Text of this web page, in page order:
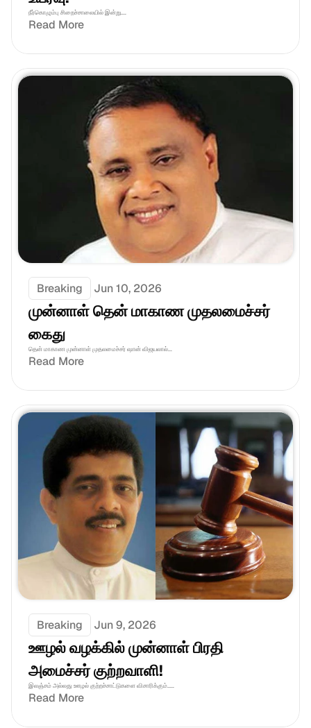
நீர்கொழும்பு சிறைச்சாலையில் இன்று....
Read More
Breaking Jun 10, 2026
முன்னாள் தென் மாகாண முதலமைச்சர்
கைது
தென் மாகாண முன்னாள் முதலமைச்சர் ஷான் விஜயலால்...
Read More
Breaking Jun 9, 2026
ஊழல் வழக்கில் முன்னாள் பிரதி
அமைச்சர் குற்றவாளி!
இலஞ்சம் அல்லது ஊழல் குற்றச்சாட்டுகளை விசாரிக்கும்.....
Read More